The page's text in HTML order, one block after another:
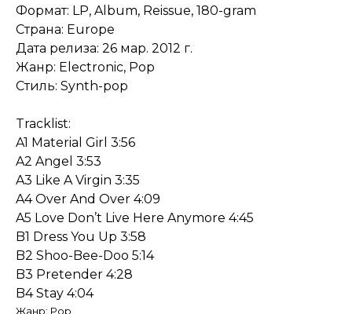
Формат: LP, Album, Reissue, 180-gram
Страна: Europe
Дата релиза: 26 мар. 2012 г.
Жанр: Electronic, Pop
Стиль: Synth-pop
Tracklist:
A1 Material Girl 3:56
A2 Angel 3:53
A3 Like A Virgin 3:35
A4 Over And Over 4:09
A5 Love Don’t Live Here Anymore 4:45
B1 Dress You Up 3:58
B2 Shoo-Bee-Doo 5:14
B3 Pretender 4:28
B4 Stay 4:04
Жанр: Pop